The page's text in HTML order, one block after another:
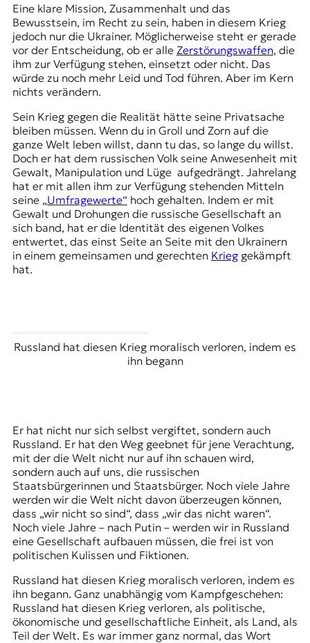
Eine klare Mission, Zusammenhalt und das
Bewusstsein, im Recht zu sein, haben in diesem Krieg
jedoch nur die Ukrainer. Möglicherweise steht er gerade
vor der Entscheidung, ob er alle Zerstörungswaffen, die
ihm zur Verfügung stehen, einsetzt oder nicht. Das
würde zu noch mehr Leid und Tod führen. Aber im Kern
nichts verändern.
Sein Krieg gegen die Realität hätte seine Privatsache
bleiben müssen. Wenn du in Groll und Zorn auf die
ganze Welt leben willst, dann tu das, so lange du willst.
Doch er hat dem russischen Volk seine Anwesenheit mit
Gewalt, Manipulation und Lüge aufgedrängt. Jahrelang
hat er mit allen ihm zur Verfügung stehenden Mitteln
seine „Umfragewerte“hoch gehalten. Indem er mit
Gewalt und Drohungen die russische Gesellschaft an
sich band, hat er die Identität des eigenen Volkes
entwertet, das einst Seite an Seite mit den Ukrainern
in einem gemeinsamen und gerechten Krieggekämpft
hat.
Russland hat diesen Krieg moralisch verloren, indem es
ihn begann
Er hat nicht nur sich selbst vergiftet, sondern auch
Russland. Er hat den Weg geebnet für jene Verachtung,
mit der die Welt nicht nur auf ihn schauen wird,
sondern auch auf uns, die russischen
Staatsbürgerinnen und Staatsbürger. Noch viele Jahre
werden wir die Welt nicht davon überzeugen können,
dass „wir nicht so sind“, dass „wir das nicht waren“.
Noch viele Jahre – nach Putin – werden wir in Russland
eine Gesellschaft aufbauen müssen, die frei ist von
politischen Kulissen und Fiktionen.
Russland hat diesen Krieg moralisch verloren, indem es
ihn begann. Ganz unabhängig vom Kampfgeschehen:
Russland hat diesen Krieg verloren, als politische,
ökonomische und gesellschaftliche Einheit, als Land, als
Teil der Welt. Es war immer ganz normal, das Wort